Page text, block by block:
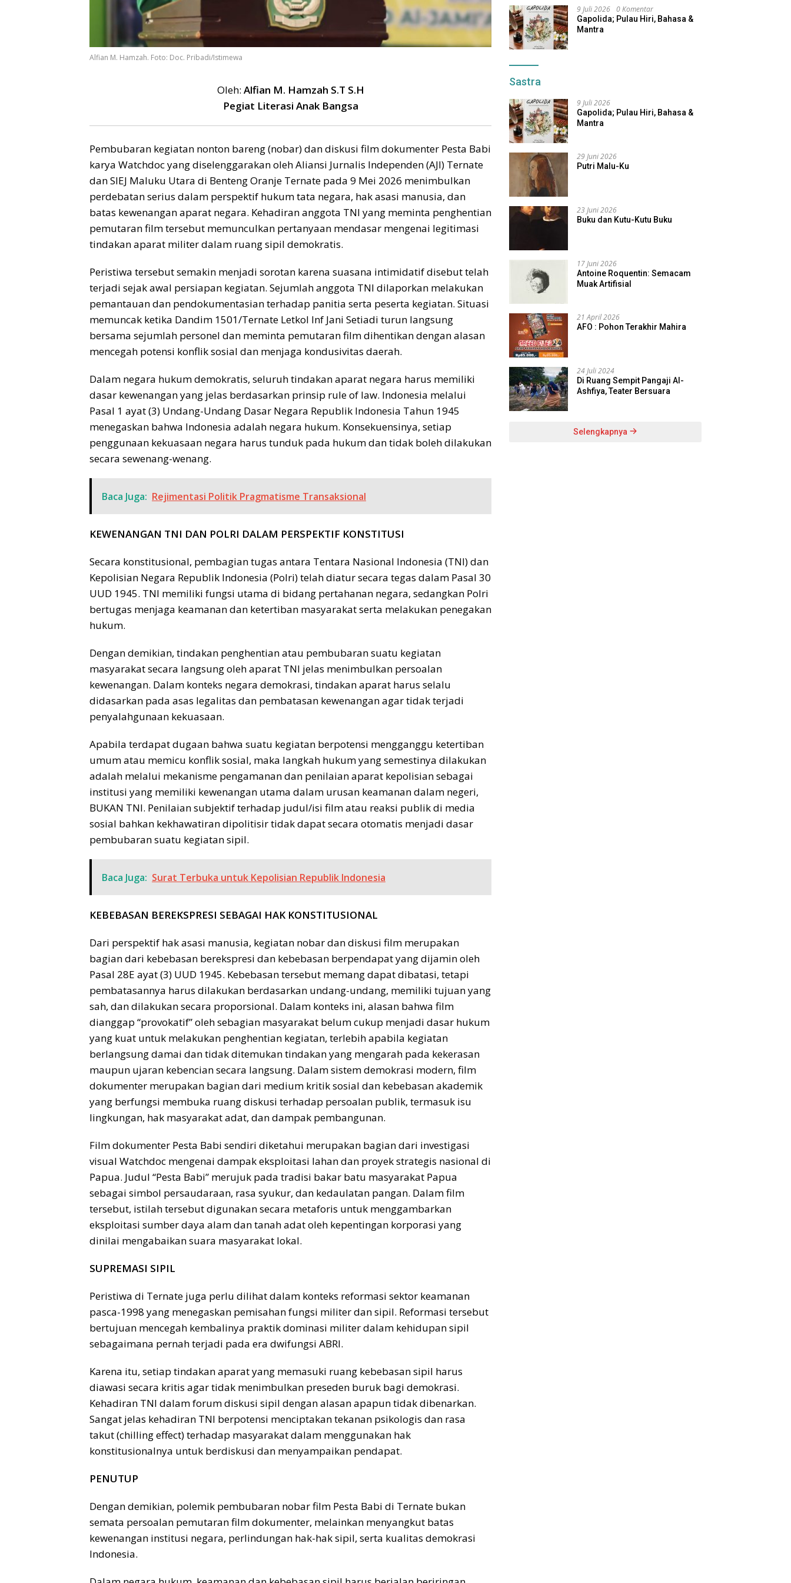
Alfian M. Hamzah. Foto: Doc. Pribadi/Istimewa
Oleh: Alfian M. Hamzah S.T S.H
Pegiat Literasi Anak Bangsa
Pembubaran kegiatan nonton bareng (nobar) dan diskusi film dokumenter Pesta Babi
karya Watchdoc yang diselenggarakan oleh Aliansi Jurnalis Independen (AJI) Ternate
dan SIEJ Maluku Utara di Benteng Oranje Ternate pada 9 Mei 2026 menimbulkan
perdebatan serius dalam perspektif hukum tata negara, hak asasi manusia, dan
batas kewenangan aparat negara. Kehadiran anggota TNI yang meminta penghentian
pemutaran film tersebut memunculkan pertanyaan mendasar mengenai legitimasi
tindakan aparat militer dalam ruang sipil demokratis.
Peristiwa tersebut semakin menjadi sorotan karena suasana intimidatif disebut telah
terjadi sejak awal persiapan kegiatan. Sejumlah anggota TNI dilaporkan melakukan
pemantauan dan pendokumentasian terhadap panitia serta peserta kegiatan. Situasi
memuncak ketika Dandim 1501/Ternate Letkol Inf Jani Setiadi turun langsung
bersama sejumlah personel dan meminta pemutaran film dihentikan dengan alasan
mencegah potensi konflik sosial dan menjaga kondusivitas daerah.
Dalam negara hukum demokratis, seluruh tindakan aparat negara harus memiliki
dasar kewenangan yang jelas berdasarkan prinsip rule of law. Indonesia melalui
Pasal 1 ayat (3) Undang-Undang Dasar Negara Republik Indonesia Tahun 1945
menegaskan bahwa Indonesia adalah negara hukum. Konsekuensinya, setiap
penggunaan kekuasaan negara harus tunduk pada hukum dan tidak boleh dilakukan
secara sewenang-wenang.
Baca Juga: Rejimentasi Politik Pragmatisme Transaksional
KEWENANGAN TNI DAN POLRI DALAM PERSPEKTIF KONSTITUSI
Secara konstitusional, pembagian tugas antara Tentara Nasional Indonesia (TNI) dan
Kepolisian Negara Republik Indonesia (Polri) telah diatur secara tegas dalam Pasal 30
UUD 1945. TNI memiliki fungsi utama di bidang pertahanan negara, sedangkan Polri
bertugas menjaga keamanan dan ketertiban masyarakat serta melakukan penegakan
hukum.
Dengan demikian, tindakan penghentian atau pembubaran suatu kegiatan
masyarakat secara langsung oleh aparat TNI jelas menimbulkan persoalan
kewenangan. Dalam konteks negara demokrasi, tindakan aparat harus selalu
didasarkan pada asas legalitas dan pembatasan kewenangan agar tidak terjadi
penyalahgunaan kekuasaan.
Apabila terdapat dugaan bahwa suatu kegiatan berpotensi mengganggu ketertiban
umum atau memicu konflik sosial, maka langkah hukum yang semestinya dilakukan
adalah melalui mekanisme pengamanan dan penilaian aparat kepolisian sebagai
institusi yang memiliki kewenangan utama dalam urusan keamanan dalam negeri,
BUKAN TNI. Penilaian subjektif terhadap judul/isi film atau reaksi publik di media
sosial bahkan kekhawatiran dipolitisir tidak dapat secara otomatis menjadi dasar
pembubaran suatu kegiatan sipil.
Baca Juga: Surat Terbuka untuk Kepolisian Republik Indonesia
KEBEBASAN BEREKSPRESI SEBAGAI HAK KONSTITUSIONAL
Dari perspektif hak asasi manusia, kegiatan nobar dan diskusi film merupakan
bagian dari kebebasan berekspresi dan kebebasan berpendapat yang dijamin oleh
Pasal 28E ayat (3) UUD 1945. Kebebasan tersebut memang dapat dibatasi, tetapi
pembatasannya harus dilakukan berdasarkan undang-undang, memiliki tujuan yang
sah, dan dilakukan secara proporsional. Dalam konteks ini, alasan bahwa film
dianggap “provokatif” oleh sebagian masyarakat belum cukup menjadi dasar hukum
yang kuat untuk melakukan penghentian kegiatan, terlebih apabila kegiatan
berlangsung damai dan tidak ditemukan tindakan yang mengarah pada kekerasan
maupun ujaran kebencian secara langsung. Dalam sistem demokrasi modern, film
dokumenter merupakan bagian dari medium kritik sosial dan kebebasan akademik
yang berfungsi membuka ruang diskusi terhadap persoalan publik, termasuk isu
lingkungan, hak masyarakat adat, dan dampak pembangunan.
Film dokumenter Pesta Babi sendiri diketahui merupakan bagian dari investigasi
visual Watchdoc mengenai dampak eksploitasi lahan dan proyek strategis nasional di
Papua. Judul “Pesta Babi” merujuk pada tradisi bakar batu masyarakat Papua
sebagai simbol persaudaraan, rasa syukur, dan kedaulatan pangan. Dalam film
tersebut, istilah tersebut digunakan secara metaforis untuk menggambarkan
eksploitasi sumber daya alam dan tanah adat oleh kepentingan korporasi yang
dinilai mengabaikan suara masyarakat lokal.
SUPREMASI SIPIL
Peristiwa di Ternate juga perlu dilihat dalam konteks reformasi sektor keamanan
pasca-1998 yang menegaskan pemisahan fungsi militer dan sipil. Reformasi tersebut
bertujuan mencegah kembalinya praktik dominasi militer dalam kehidupan sipil
sebagaimana pernah terjadi pada era dwifungsi ABRI.
Karena itu, setiap tindakan aparat yang memasuki ruang kebebasan sipil harus
diawasi secara kritis agar tidak menimbulkan preseden buruk bagi demokrasi.
Kehadiran TNI dalam forum diskusi sipil dengan alasan apapun tidak dibenarkan.
Sangat jelas kehadiran TNI berpotensi menciptakan tekanan psikologis dan rasa
takut (chilling effect) terhadap masyarakat dalam menggunakan hak
konstitusionalnya untuk berdiskusi dan menyampaikan pendapat.
PENUTUP
Dengan demikian, polemik pembubaran nobar film Pesta Babi di Ternate bukan
semata persoalan pemutaran film dokumenter, melainkan menyangkut batas
kewenangan institusi negara, perlindungan hak-hak sipil, serta kualitas demokrasi
Indonesia.
9 Juli 2026 0 Komentar
Gapolida; Pulau Hiri, Bahasa &
Mantra
Sastra
9 Juli 2026
Gapolida; Pulau Hiri, Bahasa &
Mantra
29 Juni 2026
Putri Malu-Ku
23 Juni 2026
Buku dan Kutu-Kutu Buku
17 Juni 2026
Antoine Roquentin: Semacam
Muak Artifisial
21 April 2026
AFO : Pohon Terakhir Mahira
24 Juli 2024
Di Ruang Sempit Pangaji Al-
Ashfiya, Teater Bersuara
Selengkapnya